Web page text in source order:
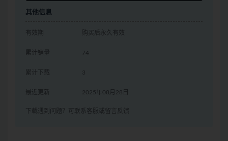
其他信息
有效期 购买后永久有效
累计销量 74
累计下载 3
最近更新 2025年08月28日
下载遇到问题？可联系客服或留言反馈